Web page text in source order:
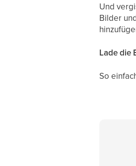
Und
Bilder
Lade die
So